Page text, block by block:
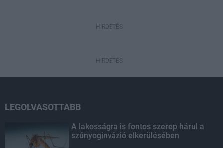
HIRDETÉS
HIRDETÉS
LEGOLVASOTTABB
A lakosságra is fontos szerep hárul a
szúnyoginvázió elkerülésében